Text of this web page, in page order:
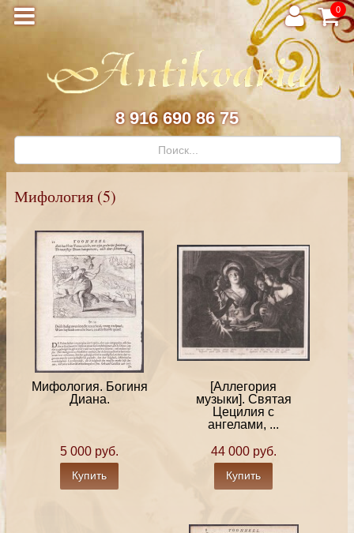
0
8 916 690 86 75
Мифология (5)
Мифология. Богиня
Диана.
5 000 руб.
Купить
[Аллегория
музыки]. Святая
Цецилия с
ангелами, ...
44 000 руб.
Купить